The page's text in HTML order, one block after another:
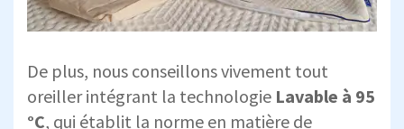
De plus, nous conseillons vivement tout
oreiller intégrant la technologie Lavable à 95
°C, qui établit la norme en matière de